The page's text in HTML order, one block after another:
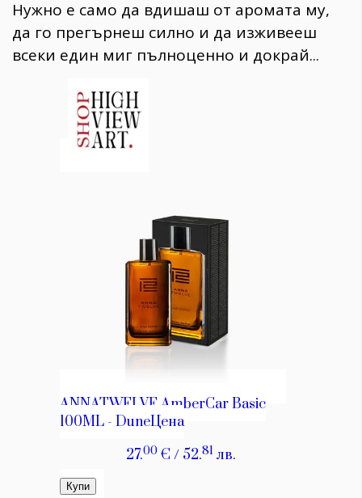
Нужно е само да вдишаш от аромата му,
да го прегърнеш силно и да изживееш
всеки един миг пълноценно и докрай...